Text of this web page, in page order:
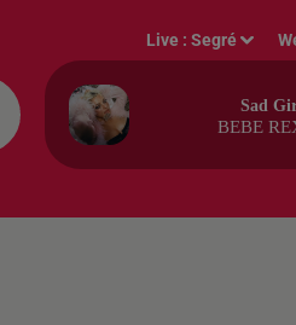
Live :Segré
Sad
BEBE